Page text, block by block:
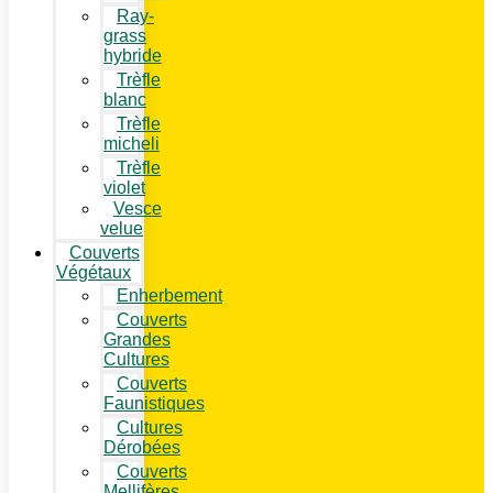
Ray-
grass
hybride
Trèfle
blanc
Trèfle
micheli
Trèfle
violet
Vesce
velue
Couverts
Végétaux
Enherbement
Couverts
Grandes
Cultures
Couverts
Faunistiques
Cultures
Dérobées
Couverts